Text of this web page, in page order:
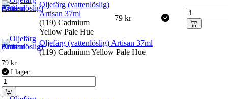
Oljefärg (vattenlöslig)
Artisan 37ml
(119) Cadmium
Yellow Pale Hue
79 kr
Oljefärg (vattenlöslig) Artisan 37ml
(119) Cadmium Yellow Pale Hue
79 kr
I lager: